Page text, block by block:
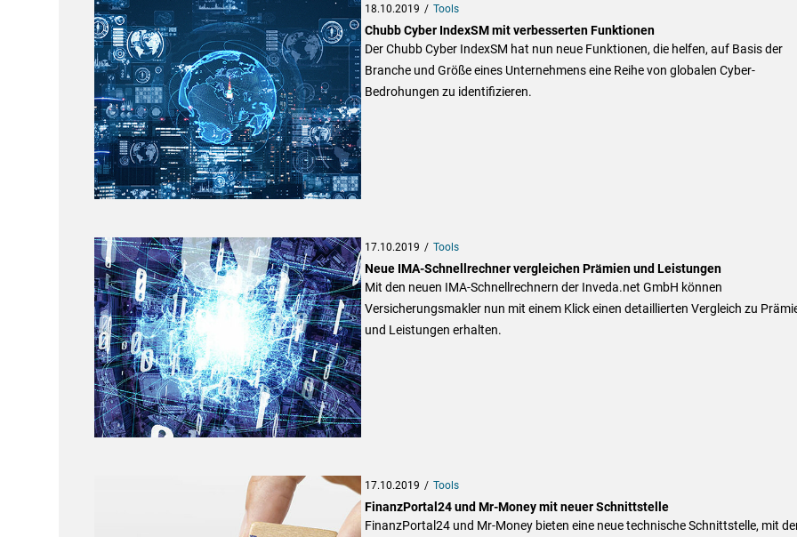
18.10.2019 Tools
Chubb Cyber IndexSM mit verbesserten Funktionen
Der Chubb Cyber IndexSM hat nun neue Funktionen, die helfen, auf Basis der
Branche und Größe eines Unternehmens eine Reihe von globalen Cyber-
Bedrohungen zu identifizieren.
17.10.2019 Tools
Neue IMA-Schnellrechner vergleichen Prämien und Leistungen
Mit den neuen IMA-Schnellrechnern der Inveda.net GmbH können
Versicherungsmakler nun mit einem Klick einen detaillierten Vergleich zu
und Leistungen erhalten.
17.10.2019 Tools
FinanzPortal24 und Mr-Money mit neuer Schnittstelle
FinanzPortal24 und Mr-Money bieten eine neue technische Schnittstelle, mit